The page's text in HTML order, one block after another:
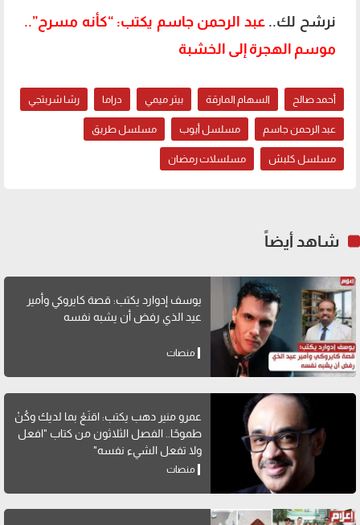
نرشح لك..عبد الرحمن جاسم يكتب: “كأنه مسرح”..
موسم الهجرة إلى الخشبة
أحمد صالح السهام المارقة بيتر ميمي دراما رشا شربتجي
عبد الرحمن جاسم مسلسل أيوب مسلسل طريق
مسلسل كلبش مسلسلات رمضان
شاهد أيضاً
يوسف إدوارد يكتب: قصة كايروكي وأمير
عيد الذي رفض أن يشبه نفسه
منصات
عمرو منير دهب يكتب: اقنَعْ بما لديك وكُنْ
طموحًا.. الفصل الثلاثون من كتاب "افعل
ولا تفعل الشيء نفسه"
منصات